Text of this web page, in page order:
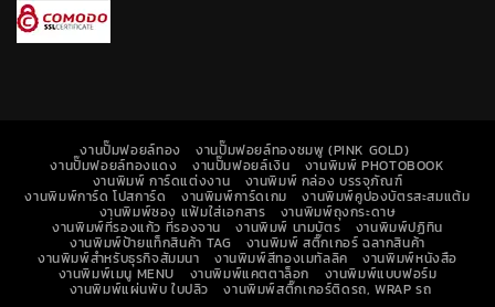
งานปั๊มฟอยล์ทอง งานปั๊มฟอยล์ทองชมพู (PINK GOLD)
งานปั๊มฟอยล์ทองแดง งานปั๊มฟอยล์เงิน งานพิมพ์ PHOTOBOOK
งานพิมพ์ การ์ดแต่งงาน งานพิมพ์ กล่อง บรรจุภัณฑ์
งานพิมพ์การ์ด โปสการ์ด งานพิมพ์การ์ดเกม งานพิมพ์คูปองบัตรสะสมแต้ม
งานพิมพ์ซอง แฟ้มใส่เอกสาร งานพิมพ์ถุงกระดาษ
งานพิมพ์ที่รองแก้ว ที่รองจาน งานพิมพ์ นามบัตร งานพิมพ์ปฏิทิน
งานพิมพ์ป้ายแท็กสินค้า TAG งานพิมพ์ สติ๊กเกอร์ ฉลากสินค้า
งานพิมพ์สำหรับธุรกิจสัมมนา งานพิมพ์สีทองเมทัลลิค งานพิมพ์หนังสือ
งานพิมพ์เมนู MENU งานพิมพ์แคตตาล็อก งานพิมพ์แบบฟอร์ม
งานพิมพ์แผ่นพับ ใบปลิว งานพิมพ์สติ๊กเกอร์ติดรถ, WRAP รถ